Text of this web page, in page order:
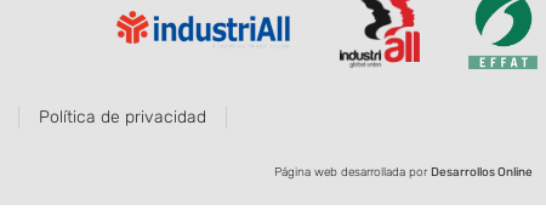
Política de privacidad
Página web desarrollada porDesarrollos Online